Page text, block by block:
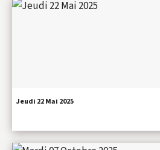
Jeudi 22 Mai 2025